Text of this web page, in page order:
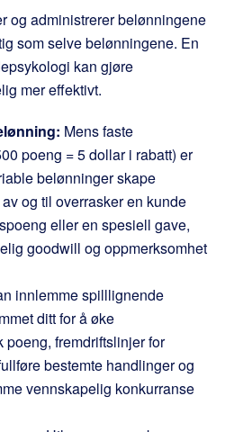
og administrerer belønningene
som selve belønningene. En
kan gjøre
mer effektivt.
Mens faste
poeng = 5 dollar i rabatt) er
belønninger skape
og til overrasker en kunde
eller en spesiell gave,
goodwill og oppmerksomhet
innlemme spilllignende
ditt for å øke
poeng, fremdriftslinjer for
bestemte handlinger og
vennskapelig konkurranse